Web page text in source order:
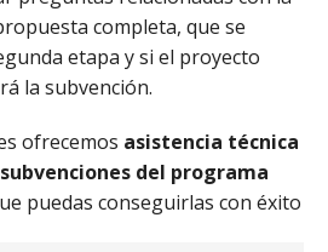
completa, que se
etapa y si el proyecto
la subvención.
ofrecemos asistencia técnica
del programa
puedas conseguirlas con éxito